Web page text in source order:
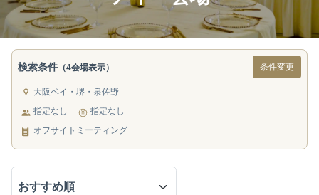
検索条件 （4会場表示） 条件変更
大阪ベイ・堺・泉佐野
指定なし
指定なし
オフサイトミーティング